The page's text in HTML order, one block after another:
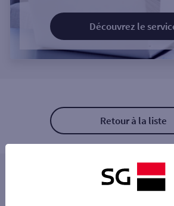
Découvrez le
Retour à la liste
Les agences SG PRO à proximité